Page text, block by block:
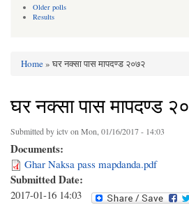
Older polls
Results
Home» घर नक्सा पास मापदण्ड २०७२
घर नक्सा पास मापदण्ड
Submitted byictvon Mon, 01/16/2017 - 14:03
Documents:
Ghar Naksa pass mapdanda.pdf
Submitted Date:
2017-01-16 14:03